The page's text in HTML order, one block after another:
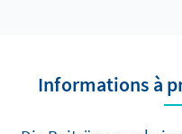
Informations à